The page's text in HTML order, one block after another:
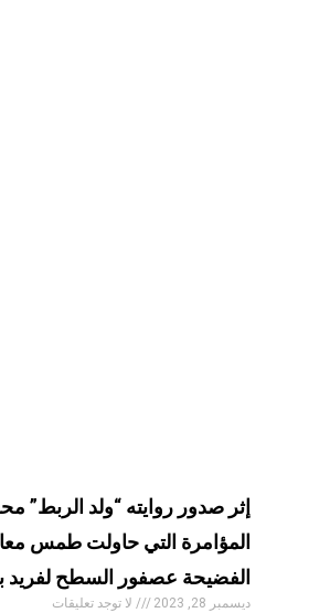
إثر صدور روايته “ولد الربط”
المؤامرة التي حاولت طمس
الفضيحة عصفور السطح لفريد
ديسمبر 28, 2023 لا توجد تعليقات